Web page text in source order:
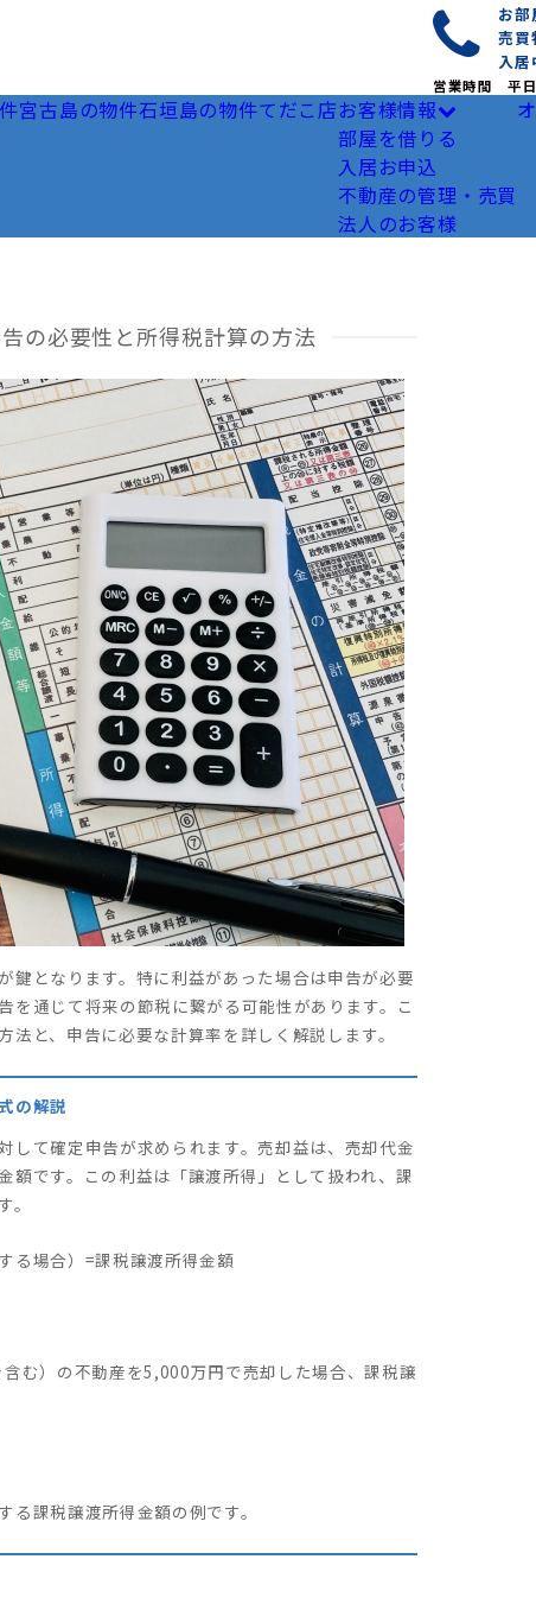
お
売買
入居
営業時間 平
宮古島の物件石垣島の物件てだこ店お客様情報
部屋を借りる
入居お申込
不動産の管理・売買
法人のお客様
の必要性と所得税計算の方法
鍵となります。特に利益があった場合は申告が必要
を通じて将来の節税に繋がる可能性があります。こ
と、申告に必要な計算率を詳しく解説します。
の解説
して確定申告が求められます。売却益は、売却代金
額です。この利益は「譲渡所得」として扱われ、課
る場合）=課税譲渡所得金額
む）の不動産を5,000万円で売却した場合、課税譲
課税譲渡所得金額の例です。